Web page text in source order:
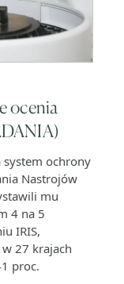
ocenia
ochrony
Nastrojów
mu
4 na 5
IRIS,
27 krajach
proc.